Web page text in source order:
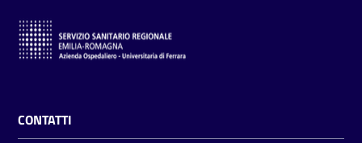
a
r
t
e
i
CONTATTI